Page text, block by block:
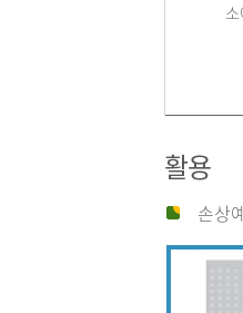
활용
손상